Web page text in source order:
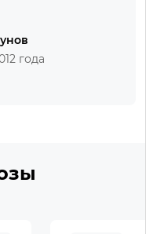
года